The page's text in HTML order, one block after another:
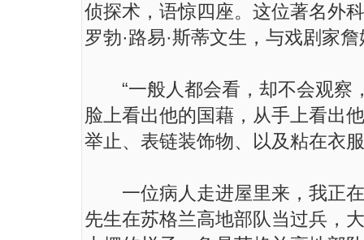
侦探术，语惊四座。这位著名外
罗勃·路易·斯蒂文生，与戏剧家
“一般人都会看，却不会观察
脸上看出他的国藉，从手上看出
举止、表链装饰物、以及粘在衣
一位病人走进屋里来，我正在
先生在苏格兰高地部队当过兵，